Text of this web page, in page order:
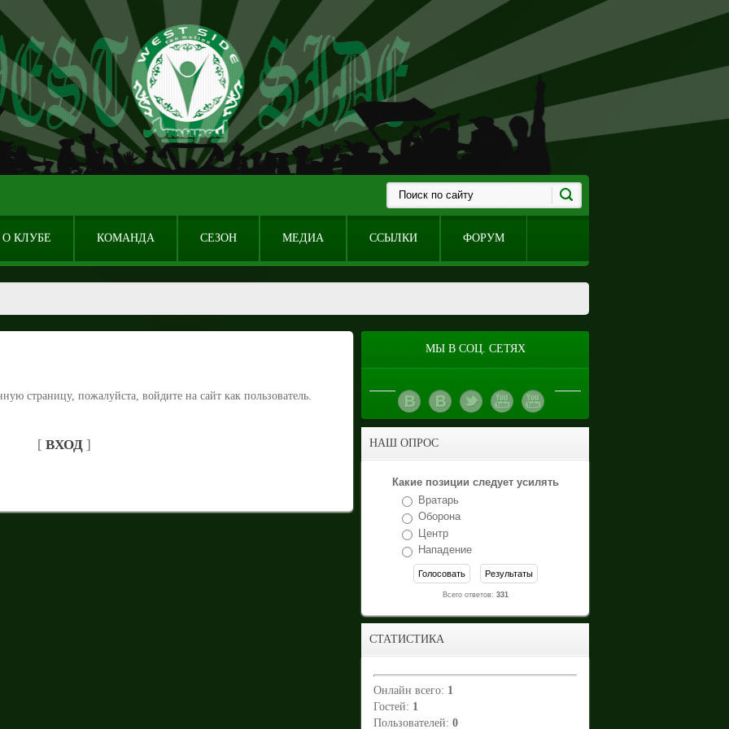
О КЛУБЕ КОМАНДА СЕЗОН МЕДИА ССЫЛКИ ФОРУМ
страницу, пожалуйста, войдите на сайт как пользователь.
[ ВХОД ]
МЫ В СОЦ. СЕТЯХ
НАШ ОПРОС
Какие позиции следует усилять
Вратарь
Оборона
Центр
Нападение
Всего ответов: 331
СТАТИСТИКА
Онлайн всего: 1
Гостей: 1
Пользователей: 0